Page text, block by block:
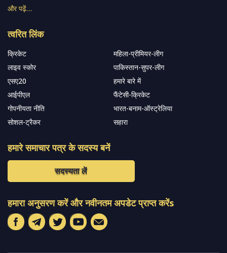
और पढ़ें…
त्वरित लिंक
क्रिकेट
महिला-प्रीमियर-लीग
लाइव स्कोर
पाकिस्तान-सुपर-लीग
एसए20
हमारे बारे में
आईपीएल
फैंटेसी-क्रिकेट
गोपनीयता नीति
भारत-बनाम-ऑस्ट्रेलिया
सोशल-ट्रैकर
सहारा
हमारे समाचार पत्र के सदस्य बनें
सदस्यता लें
हमारा अनुसरण करें और नवीनतम अपडेट प्राप्त करेंs